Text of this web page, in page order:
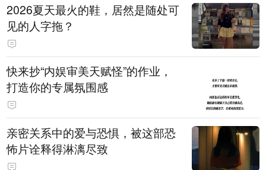
2026夏天最火的鞋，居然是随处可
见的人字拖？
快来抄“内娱审美天赋怪”的作业，
打造你的专属氛围感
亲密关系中的爱与恐惧，被这部恐
怖片诠释得淋漓尽致